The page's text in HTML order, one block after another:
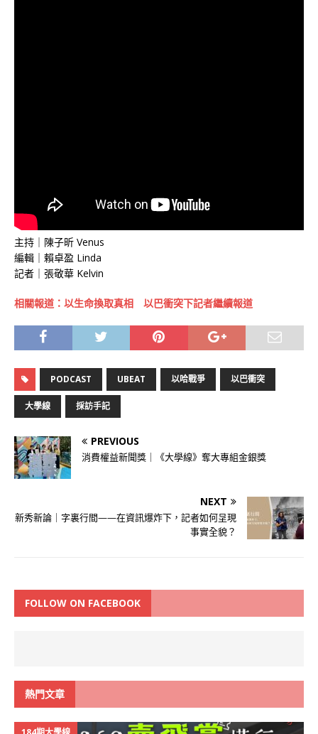
主持｜陳子昕 Venus
編輯｜賴卓盈 Linda
記者｜張敬華 Kelvin
相關報道：以生命換取真相 以巴衝突下記者繼續報道
PODCAST UBEAT 以哈戰爭 以巴衝突
大學線 採訪手記
PREVIOUS
消費權益新聞獎｜《大學線》奪大專組金銀獎
NEXT
新秀新論｜字裏行間——在資訊爆炸下，記者如何呈現
事實全貌？
FOLLOW ON FACEBOOK
熱門文章